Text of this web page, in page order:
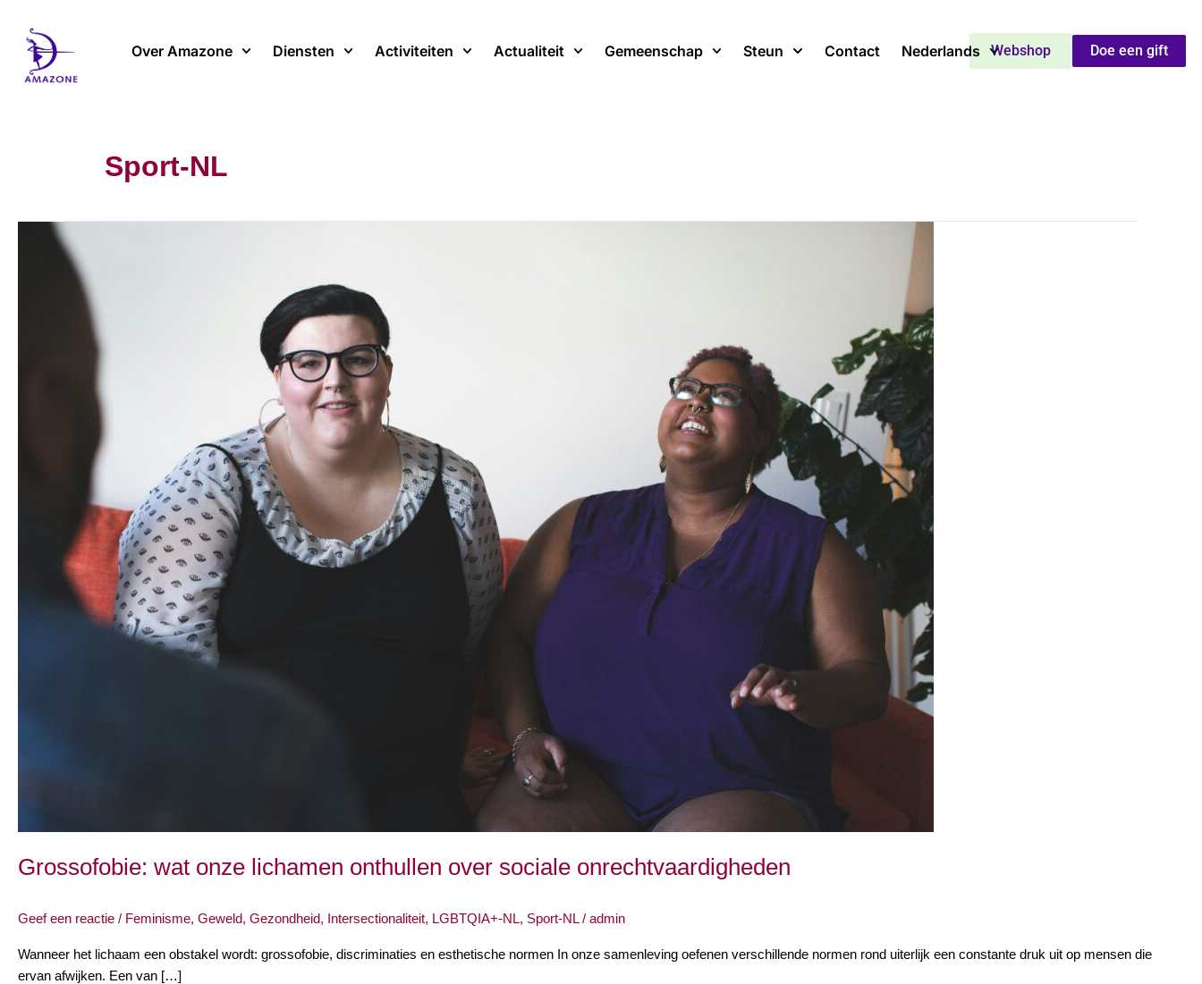
inhoud
Over Amazone Diensten Activiteiten Actualiteit Gemeenschap Steun Contact Nederlands Doe een gift
Webshop
Sport-NL
Grossofobie: wat onze lichamen onthullen over sociale onrechtvaardigheden
Geef een reactie / Feminisme, Geweld, Gezondheid, Intersectionaliteit, LGBTQIA+-NL, Sport-NL/ admin
Wanneer het lichaam een obstakel wordt: grossofobie, discriminaties en esthetische normen In onze samenleving oefenen verschillende normen rond uiterlijk een constante druk uit op mensen die
ervan afwijken. Een van […]
Grossofobie: